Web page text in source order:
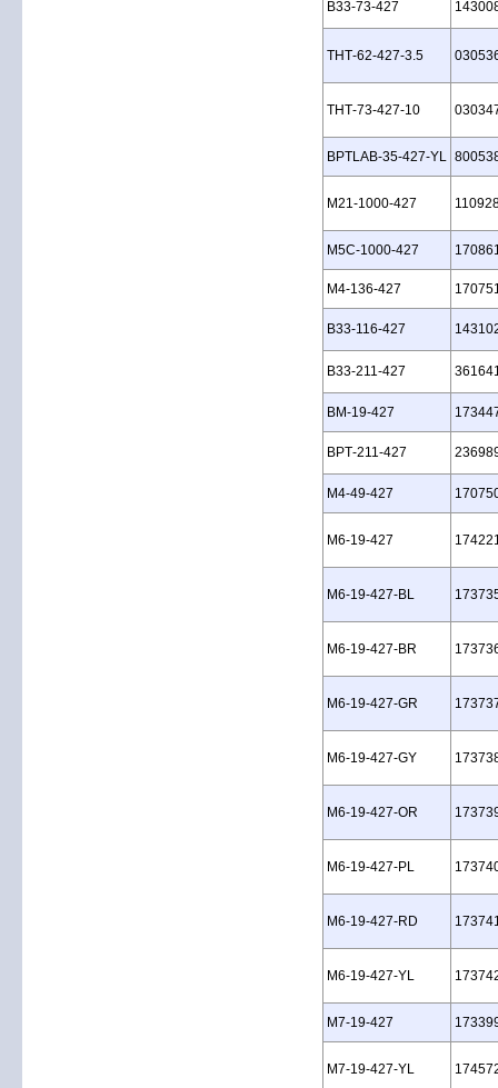
B33‑73‑427
THT‑62‑427‑3.5
THT‑73‑427‑10
BPTLAB‑35‑427‑YL
M21‑1000‑427
M5C‑1000‑427
M4‑136‑427
B33‑116‑427
B33‑211‑427
BM‑19‑427
BPT‑211‑427
M4‑49‑427
M6‑19‑427
M6‑19‑427‑BL
M6‑19‑427‑BR
M6‑19‑427‑GR
M6‑19‑427‑GY
M6‑19‑427‑OR
M6‑19‑427‑PL
M6‑19‑427‑RD
M6‑19‑427‑YL
M7‑19‑427
M7‑19‑427‑YL